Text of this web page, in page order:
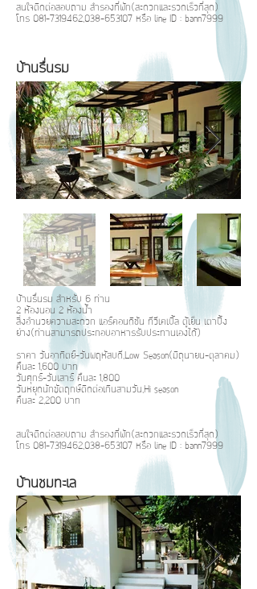
สนใจติดต่อสอบถาม สำรองที่พัก(สะดวกและรวดเร็วที่สุด)
โทร 081-7319462 038-653107 หรือ line ID : bann7999
บ้านรื่นรม
บ้านรื่นรม สำหรับ 6 ท่าน
2 ห้องนอน 2 ห้องน้ำ
สิ่งอำนวยความสะดวก แอร์คอนดิชัน ทีวีเคเบิ้ล ตู้เย็น เตาปิ้ง
ย่าง(ท่านสามารถประกอบอาหารรับประทานเองได้)
ราคา วันอาทิตย์-วันพฤหัสบดี,Low Season(มิถุนายน-ตุลาคม)
คืนละ 1,600 บาท
วันศุกร์-วันเสาร์ คืนละ 1,800
วันหยุดนักขัตฤกษ์ติดต่อเกินสามวัน,Hi season
คืนละ 2,200 บาท
สนใจติดต่อสอบถาม สำรองที่พัก(สะดวกและรวดเร็วที่สุด)
โทร 081-7319462 038-653107 หรือ line ID : bann7999
บ้านชมทะเล